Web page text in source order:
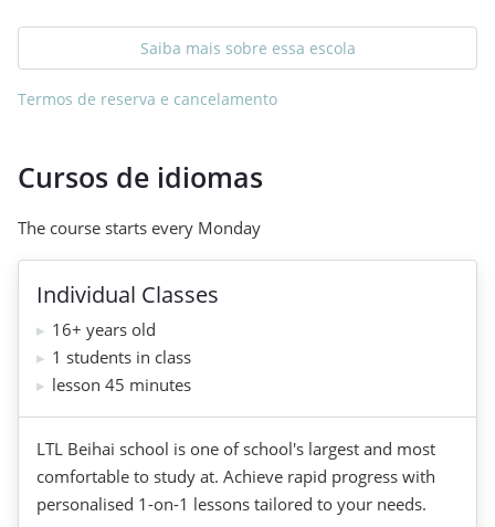
Saiba mais sobre essa escola
Termos de reserva e cancelamento
Cursos de idiomas
The course starts every Monday
Individual Classes
16+ years old
1 students in class
lesson 45 minutes
LTL Beihai school is one of school's largest and most
comfortable to study at. Achieve rapid progress with
personalised 1-on-1 lessons tailored to your needs.